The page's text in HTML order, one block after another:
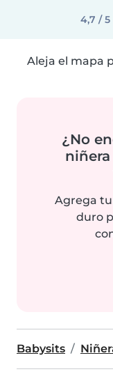
4,7 / 5
Aleja el mapa
¿No
Agrega
duro
Babysits